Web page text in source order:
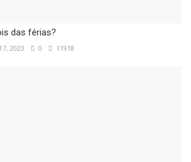
das férias?
2023 0 11918